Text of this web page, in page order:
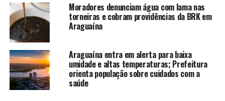
Moradores denunciam água com lama nas
torneiras e cobram providências da BRK em
Araguaína
Araguaína entra em alerta para baixa
umidade e altas temperaturas; Prefeitura
orienta população sobre cuidados com a
saúde